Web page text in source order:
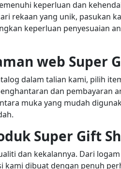
keperluan dan
rekaan yang unik, pasukan
keperluan penyesuaian
web Super
dalam talian kami, pilih
dan pembayaran
muka yang mudah
Super Gift
dan kekalannya. Dari
kami dibuat dengan penuh